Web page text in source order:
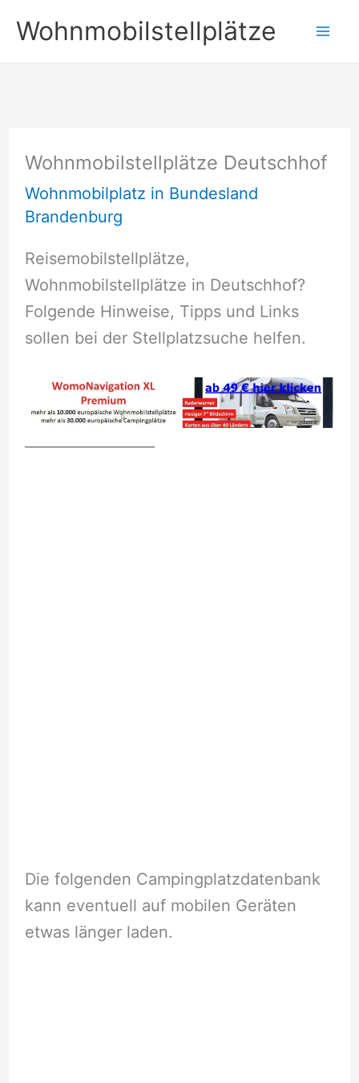
Inhalt
springen
Wohnmobilstellplätze
Wohnmobilstellplätze Deutschhof
Wohnmobilplatz in Bundesland
Brandenburg
Reisemobilstellplätze,
Wohnmobilstellplätze in Deutschhof?
Folgende Hinweise, Tipps und Links
sollen bei der Stellplatzsuche helfen.
Die folgenden Campingplatzdatenbank
kann eventuell auf mobilen Geräten
etwas länger laden.